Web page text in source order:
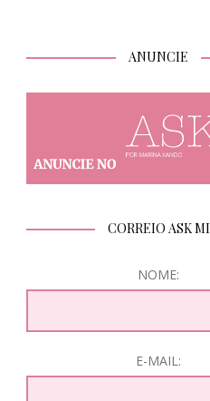
ANUNCIE
CORREIO ASK MI
NOME:
E-MAIL: